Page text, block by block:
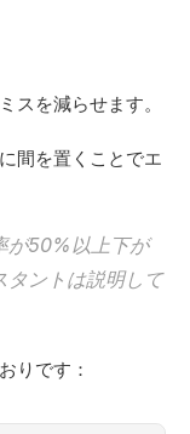
スを減らせます。
間を置くことでエ
が50%以上下が
タントは説明して
りです：